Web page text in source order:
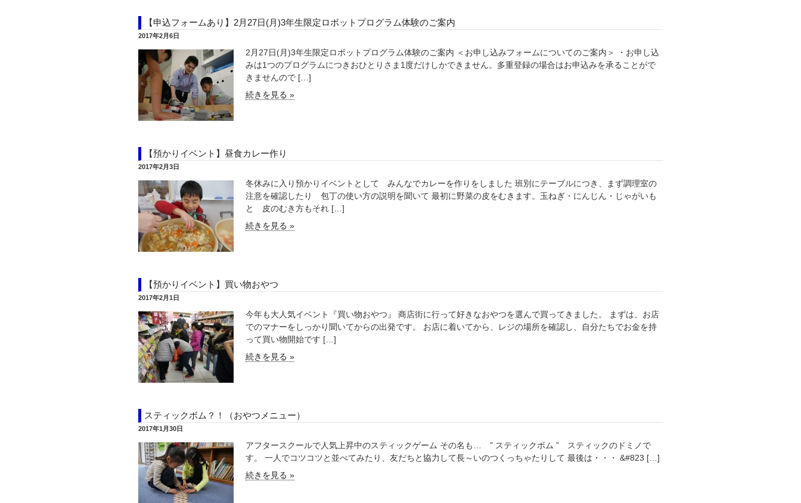
【申込フォームあり】2月27日(月)3年生限定ロボットプログラム体験のご案内
2017年2月6日
2月27日(月)3年生限定ロボットプログラム体験のご案内 ＜お申し込みフォームについてのご案内＞ ・お申し込
みは1つのプログラムにつきおひとりさま1度だけしかできません。多重登録の場合はお申込みを承ることがで
きませんので […]
続きを見る »
【預かりイベント】昼食カレー作り
2017年2月3日
冬休みに入り預かりイベントとして みんなでカレーを作りをしました 班別にテーブルにつき、まず調理室の
注意を確認したり 包丁の使い方の説明を聞いて 最初に野菜の皮をむきます。玉ねぎ・にんじん・じゃがいも
と 皮のむき方もそれ […]
続きを見る »
【預かりイベント】買い物おやつ
2017年2月1日
今年も大人気イベント『買い物おやつ』 商店街に行って好きなおやつを選んで買ってきました。 まずは、お店
でのマナーをしっかり聞いてからの出発です。 お店に着いてから、レジの場所を確認し、自分たちでお金を持
って買い物開始です […]
続きを見る »
スティックボム？！（おやつメニュー）
2017年1月30日
アフタースクールで人気上昇中のスティックゲーム その名も… ” スティックボム ” スティックのドミノで
す。 一人でコツコツと並べてみたり、友だちと協力して長～いのつくっちゃたりして 最後は・・・ &#823 […]
続きを見る »